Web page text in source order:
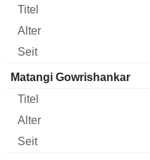
Matangi Gowrishankar